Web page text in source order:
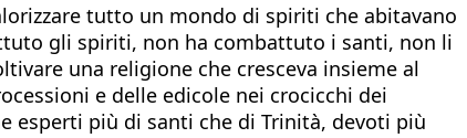
tutto un mondo di spiriti che abitavano
gli spiriti, non ha combattuto i santi, non li
una religione che cresceva insieme al
e delle edicole nei crocicchi dei
esperti più di santi che di Trinità, devoti più